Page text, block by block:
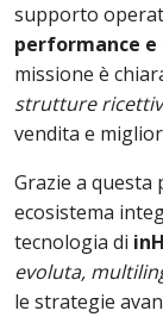
supporto
performance
missione è
strutture
vendita e
Grazie a questa
ecosistema
tecnologia di
evoluta,
le strategie